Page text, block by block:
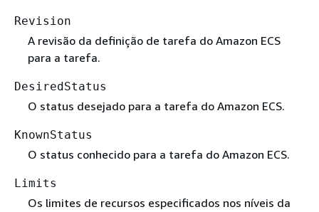
Revision
A revisão da definição de tarefa do Amazon ECS
para a tarefa.
DesiredStatus
O status desejado para a tarefa do Amazon ECS.
KnownStatus
O status conhecido para a tarefa do Amazon ECS.
Limits
Os limites de recursos especificados nos níveis da